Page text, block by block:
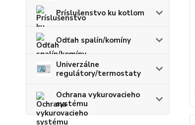
Príslušenstvo ku kotlom
Odťah spalín/komíny
Univerzálne
regulátory/termostaty
Ochrana vykurovacieho
systému